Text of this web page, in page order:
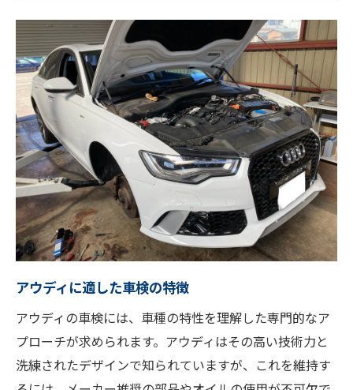
アウディに適した車検の特徴
アウディの車検には、車種の特性を理解した専門的なア
プローチが求められます。アウディはその高い技術力と
洗練されたデザインで知られていますが、これを維持す